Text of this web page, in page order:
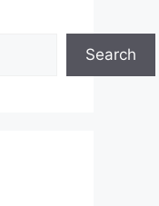
Search